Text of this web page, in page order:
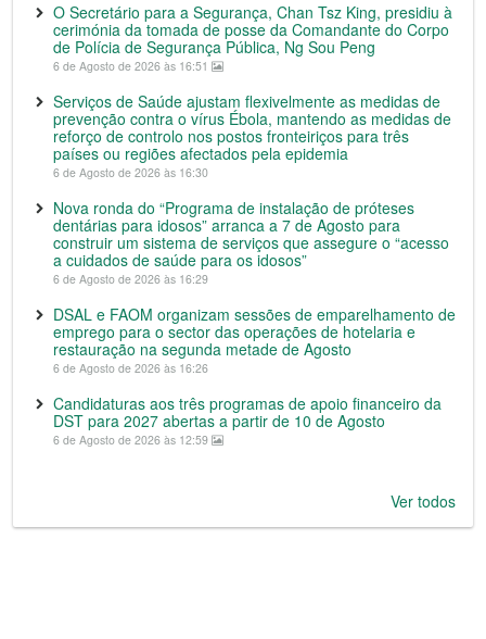
O Secretário para a Segurança, Chan Tsz King, presidiu à
cerimónia da tomada de posse da Comandante do Corpo
de Polícia de Segurança Pública, Ng Sou Peng
6 de Agosto de 2026 às 16:51
Serviços de Saúde ajustam flexivelmente as medidas de
prevenção contra o vírus Ébola, mantendo as medidas de
reforço de controlo nos postos fronteiriços para três
países ou regiões afectados pela epidemia
6 de Agosto de 2026 às 16:30
Nova ronda do “Programa de instalação de próteses
dentárias para idosos” arranca a 7 de Agosto para
construir um sistema de serviços que assegure o “acesso
a cuidados de saúde para os idosos”
6 de Agosto de 2026 às 16:29
DSAL e FAOM organizam sessões de emparelhamento de
emprego para o sector das operações de hotelaria e
restauração na segunda metade de Agosto
6 de Agosto de 2026 às 16:26
Candidaturas aos três programas de apoio financeiro da
DST para 2027 abertas a partir de 10 de Agosto
6 de Agosto de 2026 às 12:59
Ver todos